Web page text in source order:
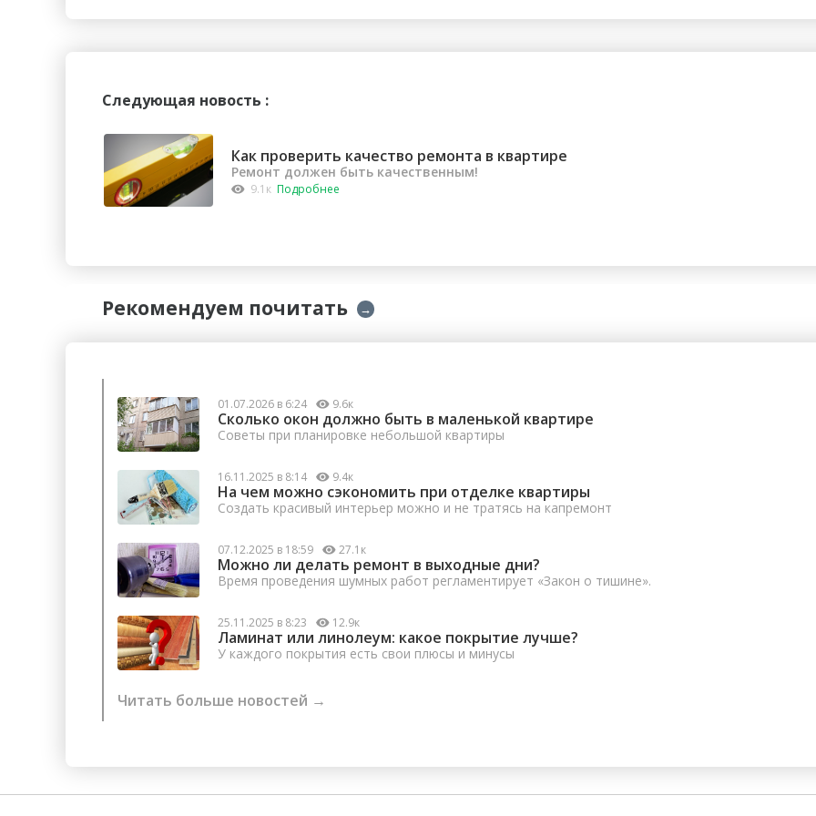
Следующая новость :
Как проверить качество ремонта в квартире
Ремонт должен быть качественным!
9.1к Подробнее
Рекомендуем почитать →
01.07.2026 в 6:24 9.6к
Сколько окон должно быть в маленькой квартире
Советы при планировке небольшой квартиры
16.11.2025 в 8:14 9.4к
На чем можно сэкономить при отделке квартиры
Создать красивый интерьер можно и не тратясь на капремонт
07.12.2025 в 18:59 27.1к
Можно ли делать ремонт в выходные дни?
Время проведения шумных работ регламентирует «Закон о тишине».
25.11.2025 в 8:23 12.9к
Ламинат или линолеум: какое покрытие лучше?
У каждого покрытия есть свои плюсы и минусы
Читать больше новостей →